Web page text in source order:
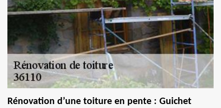
Rénovation d’une toiture en pente : Guichet